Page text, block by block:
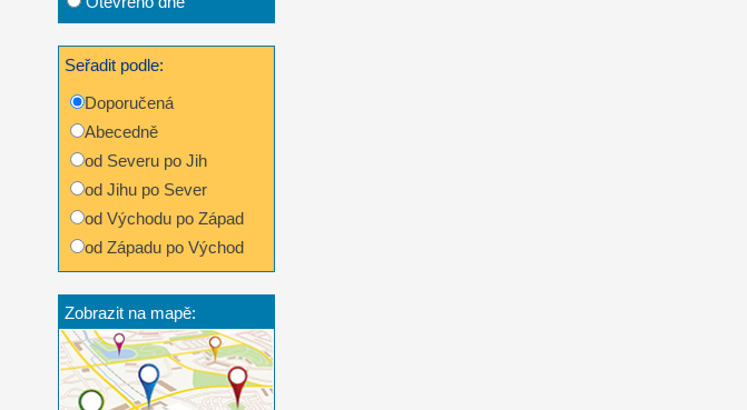
Seřadit podle:
Doporučená
Abecedně
od Severu po Jih
od Jihu po Sever
od Východu po Západ
od Západu po Východ
Zobrazit na mapě: